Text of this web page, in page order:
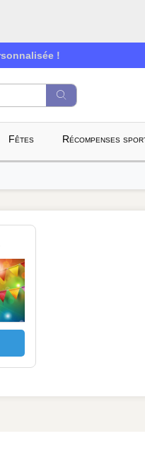
!
Fêtes Récompenses